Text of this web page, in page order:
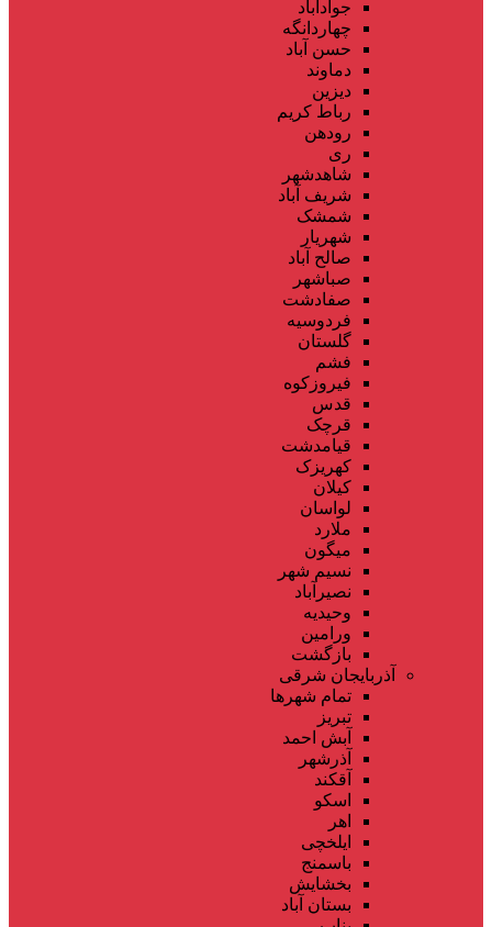
جوادآباد
چهاردانگه
حسن آباد
دماوند
دیزین
رباط کریم
رودهن
ری
شاهدشهر
شریف آباد
شمشک
شهریار
صالح آباد
صباشهر
صفادشت
فردوسیه
گلستان
فشم
فیروزکوه
قدس
قرچک
قیامدشت
کهریزک
کیلان
لواسان
ملارد
میگون
نسیم شهر
نصیرآباد
وحیدیه
ورامین
بازگشت
آذربایجان شرقی
تمام شهر‌ها
تبریز
آبش احمد
آذرشهر
آقکند
اسکو
اهر
ایلخچی
باسمنج
بخشایش
بستان آباد